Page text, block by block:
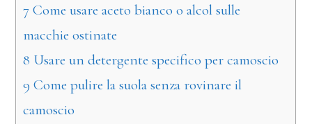
7 Come usare aceto bianco o alcol sulle
macchie ostinate
8 Usare un detergente specifico per camoscio
9 Come pulire la suola senza rovinare il
camoscio